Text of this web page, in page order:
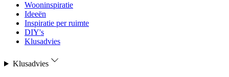
Wooninspiratie
Ideeën
Inspiratie per ruimte
DIY's
Klusadvies
Klusadvies